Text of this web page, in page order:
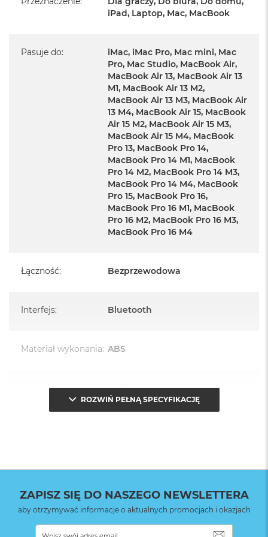
Najbardziej ergonomiczna konstrukcja
chwyt przez długi czas. Bardzo mały rozmiar sprawia, że
sterowanie palcem nie wymaga wysiłku.
Najwyższa wydajność w każdym
Precyzyjne czujniki, łączność bezprzewodowa o wyjątkowo
niskim opóźnieniu i wysoka częstotliwość odświeżania
zapewniają najlepszą wydajność zarówno w biurze, jak i w
grach, a nawet w podróży.
iPad, Laptop, Mac, MacBook
Pasuje do:
iMac, iMac Pro, Mac mini, Mac
Pro, Mac Studio, MacBook Air,
MacBook Air 13, MacBook Air 13
M1, MacBook Air 13 M2,
MacBook Air 13 M3, MacBook Air
13 M4, MacBook Air 15, MacBook
Air 15 M2, MacBook Air 15 M3,
MacBook Air 15 M4, MacBook
Pro 13, MacBook Pro 14,
MacBook Pro 14 M1, MacBook
Pro 14 M2, MacBook Pro 14 M3,
MacBook Pro 14 M4, MacBook
Pro 15, MacBook Pro 16,
MacBook Pro 16 M1, MacBook
Pro 16 M2, MacBook Pro 16 M3,
MacBook Pro 16 M4
Łączność: Bezprzewodowa
Interfejs: Bluetooth
Materiał wykonania: ABS
Biały
ROZWIŃ PEŁNĄ SPECYFIKACJĘ
ZAPISZ SIĘ DO NASZEGO NEWSLETTERA
aby otrzymywać informacje o aktualnych promocjach i okazjach